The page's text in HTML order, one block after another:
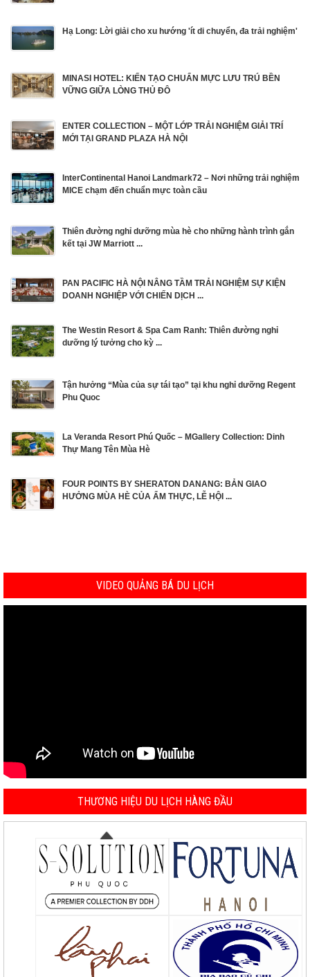
Hạ Long: Lời giải cho xu hướng 'ít di chuyển, đa trải nghiệm'
MINASI HOTEL: KIẾN TẠO CHUẨN MỰC LƯU TRÚ BỀN
VỮNG GIỮA LÒNG THỦ ĐÔ
ENTER COLLECTION – MỘT LỚP TRẢI NGHIỆM GIẢI TRÍ
MỚI TẠI GRAND PLAZA HÀ NỘI
InterContinental Hanoi Landmark72 – Nơi những trải nghiệm
MICE chạm đến chuẩn mực toàn cầu
Thiên đường nghỉ dưỡng mùa hè cho những hành trình gắn
kết tại JW Marriott ...
PAN PACIFIC HÀ NỘI NÂNG TẦM TRẢI NGHIỆM SỰ KIỆN
DOANH NGHIỆP VỚI CHIẾN DỊCH ...
The Westin Resort & Spa Cam Ranh: Thiên đường nghỉ
dưỡng lý tưởng cho kỳ ...
Tận hưởng “Mùa của sự tái tạo” tại khu nghỉ dưỡng Regent
Phu Quoc
La Veranda Resort Phú Quốc – MGallery Collection: Dinh
Thự Mang Tên Mùa Hè
FOUR POINTS BY SHERATON DANANG: BẢN GIAO
HƯỞNG MÙA HÈ CỦA ẨM THỰC, LỄ HỘI ...
VIDEO QUẢNG BÁ DU LỊCH
THƯƠNG HIỆU DU LỊCH HÀNG ĐẦU